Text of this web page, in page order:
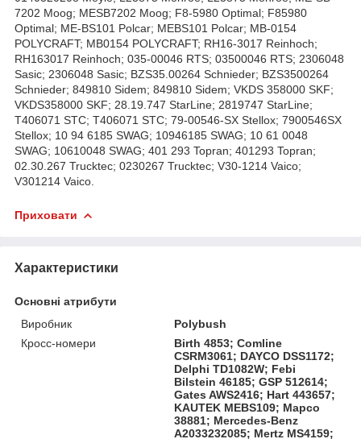
7202 Moog; MESB7202 Moog; F8-5980 Optimal; F85980
Optimal; ME-BS101 Polcar; MEBS101 Polcar; MB-0154
POLYCRAFT; MB0154 POLYCRAFT; RH16-3017 Reinhoch;
RH163017 Reinhoch; 035-00046 RTS; 03500046 RTS; 2306048
Sasic; 2306048 Sasic; BZS35.00264 Schnieder; BZS3500264
Schnieder; 849810 Sidem; 849810 Sidem; VKDS 358000 SKF;
VKDS358000 SKF; 28.19.747 StarLine; 2819747 StarLine;
T406071 STC; T406071 STC; 79-00546-SX Stellox; 7900546SX
Stellox; 10 94 6185 SWAG; 10946185 SWAG; 10 61 0048
SWAG; 10610048 SWAG; 401 293 Topran; 401293 Topran;
02.30.267 Trucktec; 0230267 Trucktec; V30-1214 Vaico;
V301214 Vaico.
Приховати
Характеристики
Основні атрибути
Виробник
Polybush
Кросс-номери
Birth 4853; Comline
CSRM3061; DAYCO DSS1172;
Delphi TD1082W; Febi
Bilstein 46185; GSP 512614;
Gates AWS2416; Hart 443657;
KAUTEK MEBS109; Mapco
38881; Mercedes-Benz
A2033232085; Mertz MS4159;